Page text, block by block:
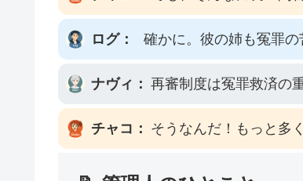
ログ： 確かに。彼の姉も冤罪
ナヴィ： 再審制度は冤罪救済の
チャコ： そうなんだ！もっと多